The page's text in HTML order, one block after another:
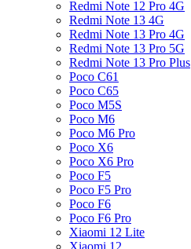
Redmi Note 12 Pro 4G
Redmi Note 13 4G
Redmi Note 13 Pro 4G
Redmi Note 13 Pro 5G
Redmi Note 13 Pro Plus
Poco C61
Poco C65
Poco M5S
Poco M6
Poco M6 Pro
Poco X6
Poco X6 Pro
Poco F5
Poco F5 Pro
Poco F6
Poco F6 Pro
Xiaomi 12 Lite
Xiaomi 12